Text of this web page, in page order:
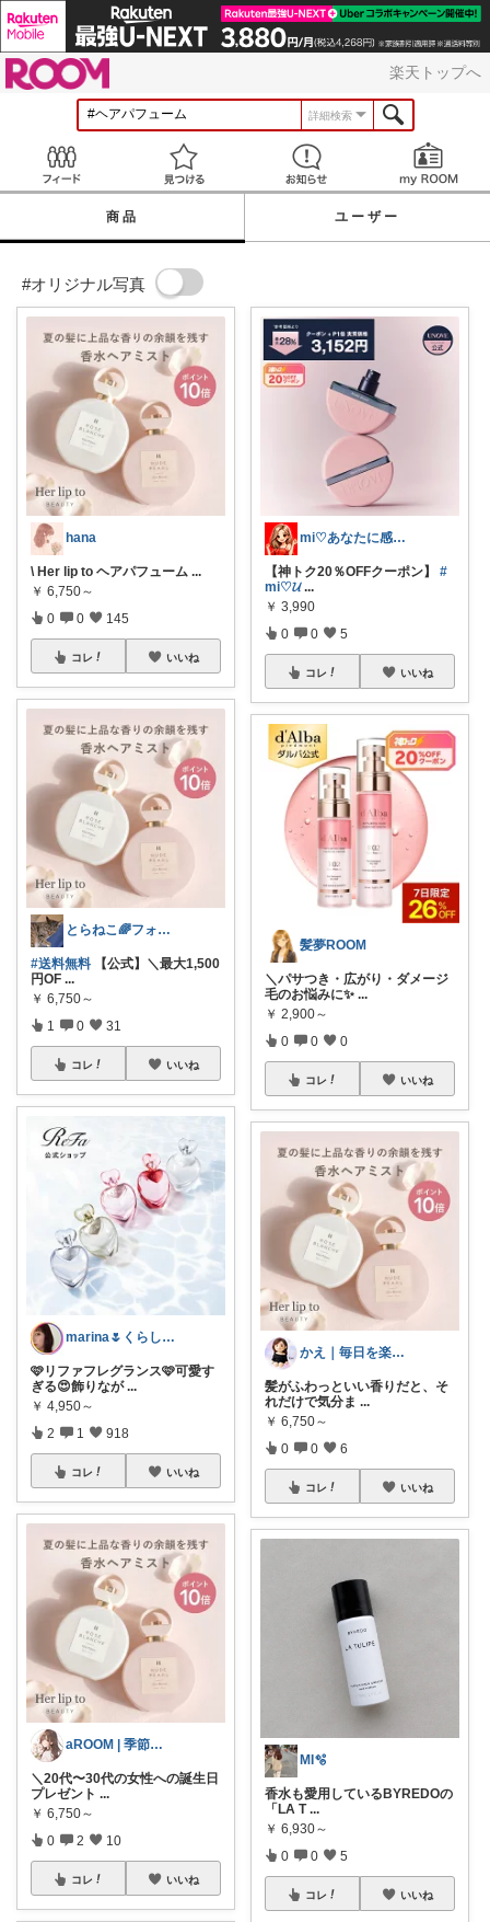
楽天トップへ
詳細検索
見つける お知らせ
商品 ユーザー
#オリジナル写真
hana
\ Her lip to ヘアパフューム ...
￥ 6,750～
0 0 145
コレ いいね
とらねこ🌈フォロー購入感謝です❗
#送料無料 【公式】＼最大1,500
円OF ...
￥ 6,750～
1 0 31
コレ いいね
marina🌷くらしとおしゃれ🏠💄
🩷リファフレグランス🩷可愛す
ぎる😍飾りなが ...
￥ 4,950～
2 1 918
コレ いいね
aROOM | 季節と贈り物のある暮らし
＼20代〜30代の女性への誕生日
プレゼント ...
￥ 6,750～
0 2 10
コレ いいね
mi♡あなたに感謝します♡
【神トク20％OFFクーポン】 #
mi♡𝓤 ...
￥ 3,990
0 0 5
コレ いいね
髪夢ROOM
＼パサつき・広がり・ダメージ
毛のお悩みに✨ ...
￥ 2,900～
0 0 0
コレ いいね
かえ｜毎日を楽しむ
髪がふわっといい香りだと、そ
れだけで気分ま ...
￥ 6,750～
0 0 6
コレ いいね
MI🫧
香水も愛用しているBYREDOの
「LA T ...
￥ 6,930～
0 0 5
コレ いいね